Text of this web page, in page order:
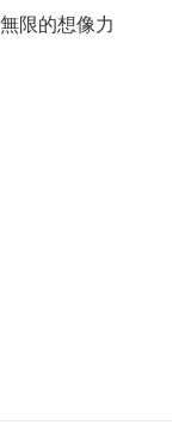
限的想像力